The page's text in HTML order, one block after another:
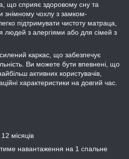
що сприяє здоровому сну та
знімному чохлу з замком-
підтримувати чистоту матраца,
з алергіями або для сімей з
каркас, що забезпечує
Ви можете бути впевнені, що
активних користувачів,
характеристики на довгий час.
місяців
навантаження на 1 спальне